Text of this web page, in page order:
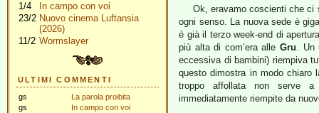
1/4
In campo con voi
23/2 Nuovo cinema Luftansia
(2026)
11/2 Wormslayer
ULTIMI COMMENTI
gs
La parola proibita
gs
In campo con voi
Ok, eravamo coscienti che ci
ogni senso. La nuova sede è
è già il terzo week-end di
più alta di com’era alle Gru. Un
eccessiva di bambini) riempiva
questo dimostra in modo chiaro
troppo affollata non serve a
immediatamente riempite da